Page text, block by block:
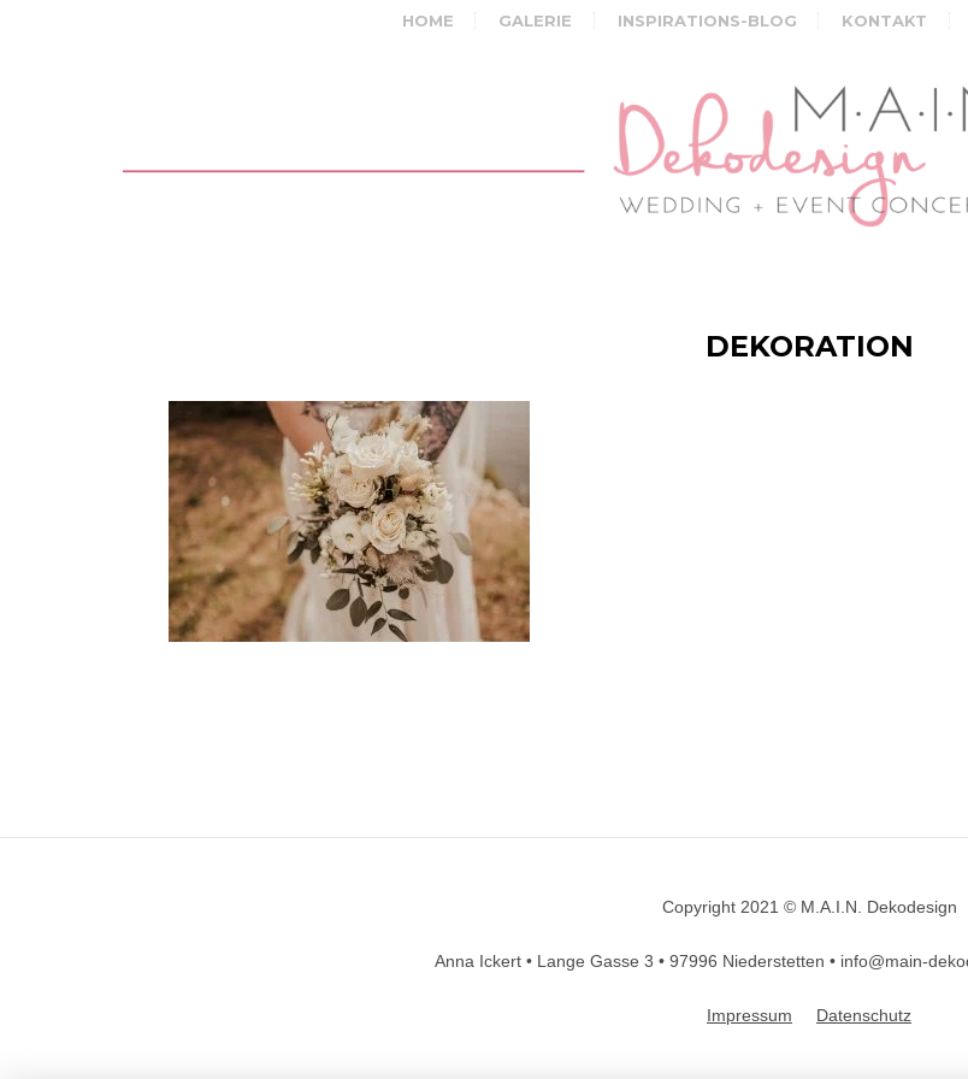
HOME GALERIE INSPIRATIONS-BLOG KONTAKT
DEKORATION
Designed byDesignHooks
Copyright 2021 © M.A.I.N. Dekodesign
Anna Ickert • Lange Gasse 3 • 97996 Niederstetten • info@main-
Impressum Datenschutz